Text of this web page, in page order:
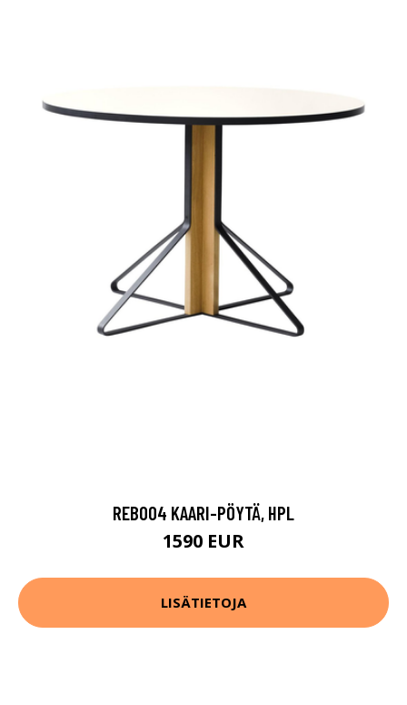
REB004 KAARI-PÖYTÄ, HPL
1590 EUR
LISÄTIETOJA